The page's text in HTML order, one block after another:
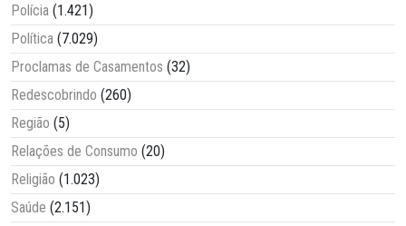
Polícia (1.421)
Política (7.029)
Proclamas de Casamentos (32)
Redescobrindo (260)
Região (5)
Relações de Consumo (20)
Religião (1.023)
Saúde (2.151)